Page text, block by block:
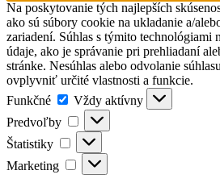
Na poskytovanie tých najlepších
ako sú súbory cookie na ukladanie a/
zariadení. Súhlas s týmito technológiami
údaje, ako je správanie pri prehliadaní
stránke. Nesúhlas alebo odvolanie
ovplyvniť určité vlastnosti a funkcie.
Funkčné
Funkčné
Vždy aktívny
Predvoľby
Predvoľby
Štatistiky Štatistiky
Marketing Marketing